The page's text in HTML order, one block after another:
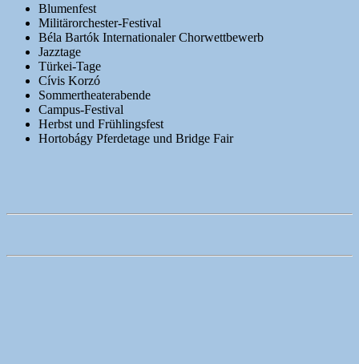
Blumenfest
Militärorchester-Festival
Béla Bartók Internationaler Chorwettbewerb
Jazztage
Türkei-Tage
Cívis Korzó
Sommertheaterabende
Campus-Festival
Herbst und Frühlingsfest
Hortobágy Pferdetage und Bridge Fair